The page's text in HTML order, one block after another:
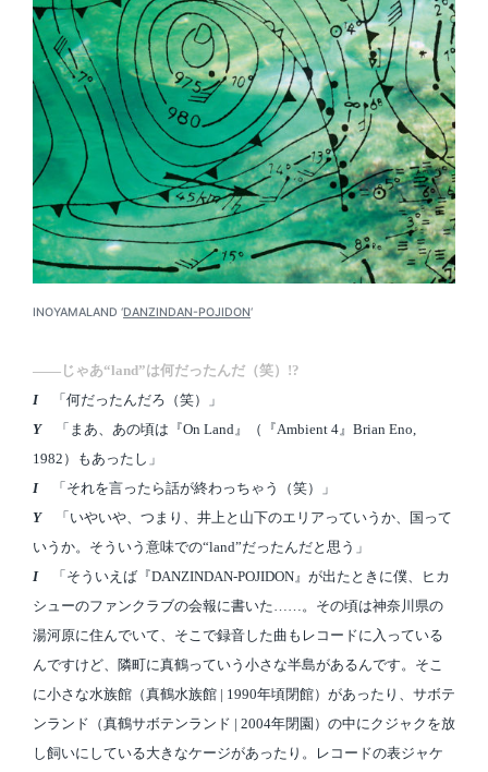
INOYAMALAND ‘DANZINDAN-POJIDON‘
――じゃあ“land”は何だったんだ（笑）!?
I「何だったんだろ（笑）」
Y「まあ、あの頃は『On Land』（『Ambient 4』Brian Eno,
1982）もあったし」
I「それを言ったら話が終わっちゃう（笑）」
Y「いやいや、つまり、井上と山下のエリアっていうか、国って
いうか。そういう意味での“land”だったんだと思う」
I「そういえば『DANZINDAN-POJIDON』が出たときに僕、ヒカ
シューのファンクラブの会報に書いた……。その頃は神奈川県の
湯河原に住んでいて、そこで録音した曲もレコードに入っている
んですけど、隣町に真鶴っていう小さな半島があるんです。そこ
に小さな水族館（真鶴水族館 | 1990年頃閉館）があったり、サボテ
ンランド（真鶴サボテンランド | 2004年閉園）の中にクジャクを放
し飼いにしている大きなケージがあったり。レコードの表ジャケ